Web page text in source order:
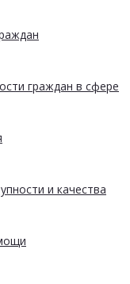
граждан в сфере
и качества